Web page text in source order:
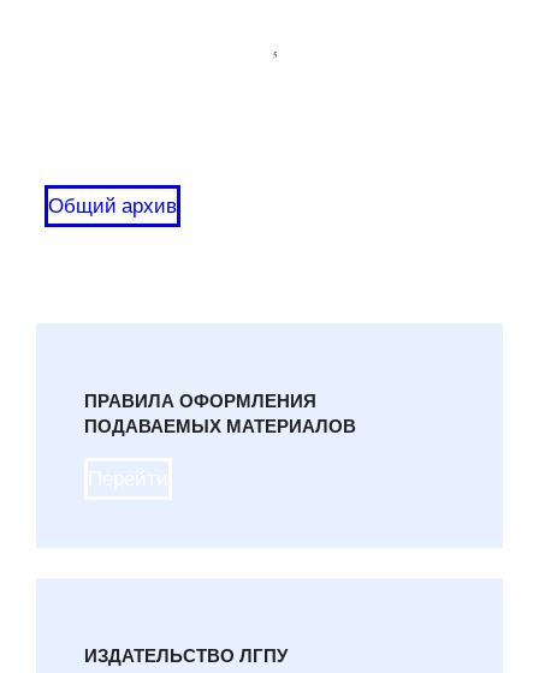
Общий архив
ПРАВИЛА ОФОРМЛЕНИЯ
ПОДАВАЕМЫХ МАТЕРИАЛОВ
ИЗДАТЕЛЬСТВО ЛГПУ